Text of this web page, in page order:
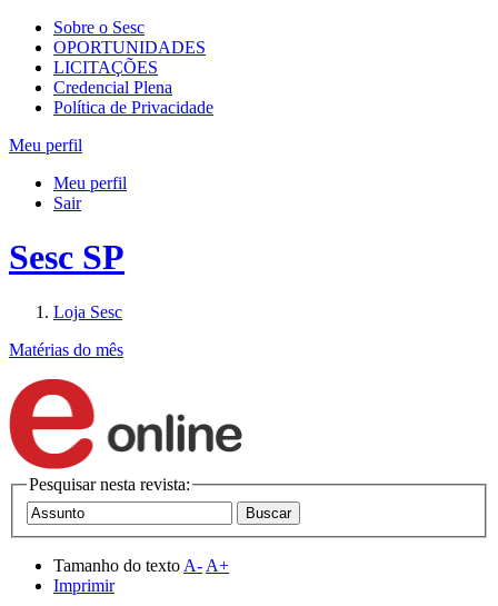
Sobre o Sesc
OPORTUNIDADES
LICITAÇÕES
Credencial Plena
Política de Privacidade
Meu perfil
Meu perfil
Sair
Sesc SP
Loja Sesc
Matérias do mês
Pesquisar nesta revista:
Tamanho do texto A- A+
Imprimir